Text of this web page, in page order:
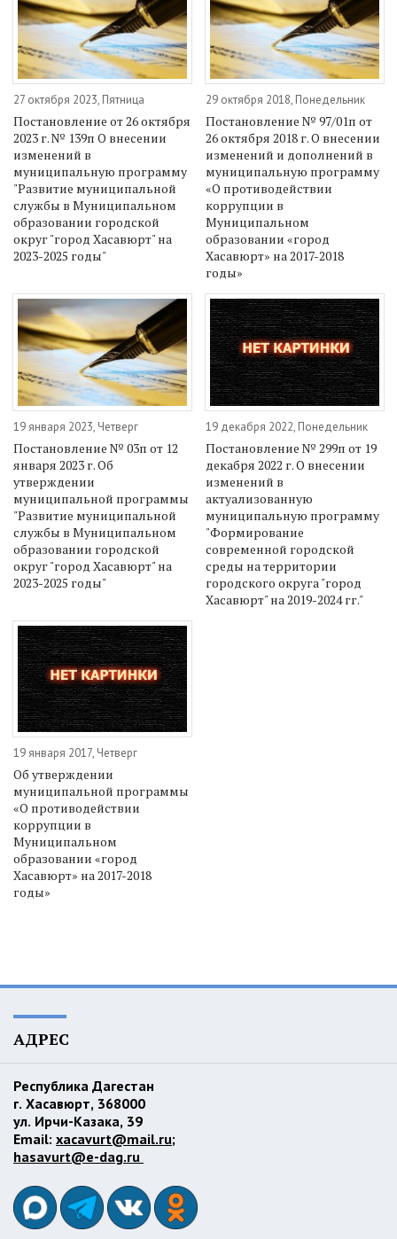
27 октября 2023, Пятница
Постановление от 26 октября
2023 г. № 139п О внесении
изменений в
муниципальную программу
"Развитие муниципальной
службы в Муниципальном
образовании городской
округ "город Хасавюрт" на
2023-2025 годы"
29 октября 2018, Понедельник
Постановление № 97/01п от
26 октября 2018 г. О внесении
изменений и дополнений в
муниципальную программу
«О противодействии
коррупции в
Муниципальном
образовании «город
Хасавюрт» на 2017-2018
годы»
19 января 2023, Четверг
Постановление № 03п от 12
января 2023 г. Об
утверждении
муниципальной программы
"Развитие муниципальной
службы в Муниципальном
образовании городской
округ "город Хасавюрт" на
2023-2025 годы"
19 декабря 2022, Понедельник
Постановление № 299п от 19
декабря 2022 г. О внесении
изменений в
актуализованную
муниципальную программу
"Формирование
современной городской
среды на территории
городского округа "город
Хасавюрт" на 2019-2024 гг."
19 января 2017, Четверг
Об утверждении
муниципальной программы
«О противодействии
коррупции в
Муниципальном
образовании «город
Хасавюрт» на 2017-2018
годы»
АДРЕС
Республика Дагестан
г. Хасавюрт, 368000
ул. Ирчи-Казака, 39
Email: xacavurt@mail.ru;
hasavurt@e-dag.ru